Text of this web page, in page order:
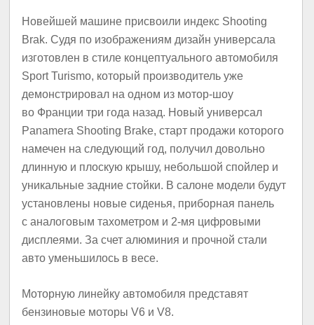
Новейшей машине присвоили индекс Shooting
Brak. Судя по изображениям дизайн универсала
изготовлен в стиле концептуального автомобиля
Sport Turismo, который производитель уже
демонстрировал на одном из мотор-шоу
во Франции три года назад. Новый универсал
Panamera Shooting Brake, старт продажи которого
намечен на следующий год, получил довольно
длинную и плоскую крышу, небольшой спойлер и
уникальные задние стойки. В салоне модели будут
установлены новые сиденья, приборная панель
с аналоговым тахометром и 2-мя цифровыми
дисплеями. За счет алюминия и прочной стали
авто уменьшилось в весе.
Моторную линейку автомобиля представят
бензиновые моторы V6 и V8.